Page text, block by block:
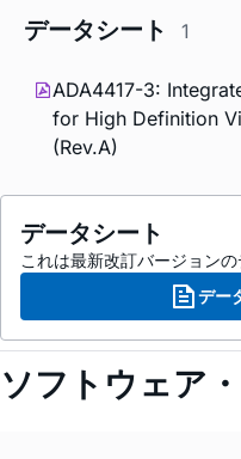
データシート 1
ADA4417-3:
for High Definition
(Rev.A)
データシート
これは最新改訂バージョンの
デー
ソフトウェア